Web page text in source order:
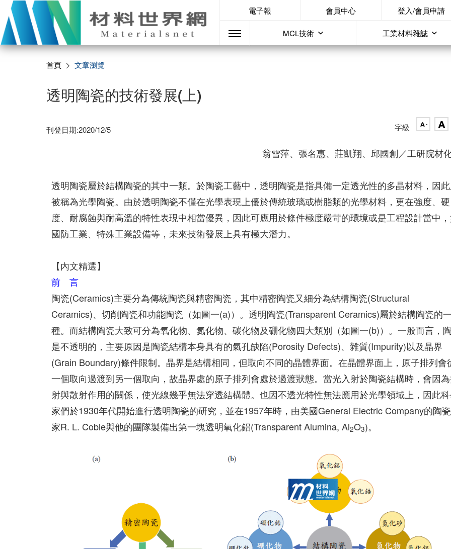
電子報 會員中心 登入/會員申請
MCL技術 工業材料雜誌
首頁 文章瀏覽
透明陶瓷的技術發展(上)
刊登日期:2020/12/5 字級
翁雪萍、張名惠、莊凱翔、邱國創／工研院材
透明陶瓷屬於結構陶瓷的其中一類。於陶瓷工藝中，透明陶瓷是指具備一定透光性的多晶材料，因此
被稱為光學陶瓷。由於透明陶瓷不僅在光學表現上優於傳統玻璃或樹脂類的光學材料，更在強度、硬
度、耐腐蝕與耐高溫的特性表現中相當優異，因此可應用於條件極度嚴苛的環境或是工程設計當中
國防工業、特殊工業設備等，未來技術發展上具有極大潛力。
【內文精選】
前 言
陶瓷(Ceramics)主要分為傳統陶瓷與精密陶瓷，其中精密陶瓷又細分為結構陶瓷(Structural
Ceramics)、切削陶瓷和功能陶瓷（如圖一(a)）。透明陶瓷(Transparent Ceramics)屬於結構陶瓷的一
種。而結構陶瓷大致可分為氧化物、氮化物、碳化物及硼化物四大類別（如圖一(b)）。一般而言，
是不透明的，主要原因是陶瓷結構本身具有的氣孔缺陷(Porosity Defects)、雜質(Impurity)以及晶界
(Grain Boundary)條件限制。晶界是結構相同，但取向不同的晶體界面。在晶體界面上，原子排列會
一個取向過渡到另一個取向，故晶界處的原子排列會處於過渡狀態。當光入射於陶瓷結構時，會因
射與散射作用的關係，使光線幾乎無法穿透結構體。也因不透光特性無法應用於光學領域上，因此
家們於1930年代開始進行透明陶瓷的研究，並在1957年時，由美國General Electric Company的陶
家R. L. Coble與他的團隊製備出第一塊透明氧化鋁(Transparent Alumina, Al2O3)。